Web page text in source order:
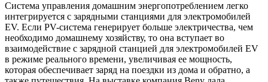
Система управления домашним энергопотреблением легко
интегрируется с зарядными станциями для электромобилей
EV. Если PV-система генерирует больше электричества, чем
необходимо домашнему хозяйству, то она вступает во
взаимодействие с зарядной станцией для электромобилей EV
в режиме реального времени, увеличивая ее мощность,
которая обеспечивает заряд на поездки из дома и обратно, а